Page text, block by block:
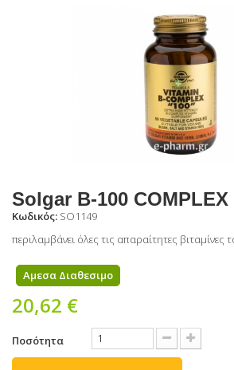
Solgar B-100
Κωδικός: SO1149
περιλαμβάνει όλες τις απαραίτητες
Αμεσα Διαθεσιμο
20,62 €
Ποσότητα